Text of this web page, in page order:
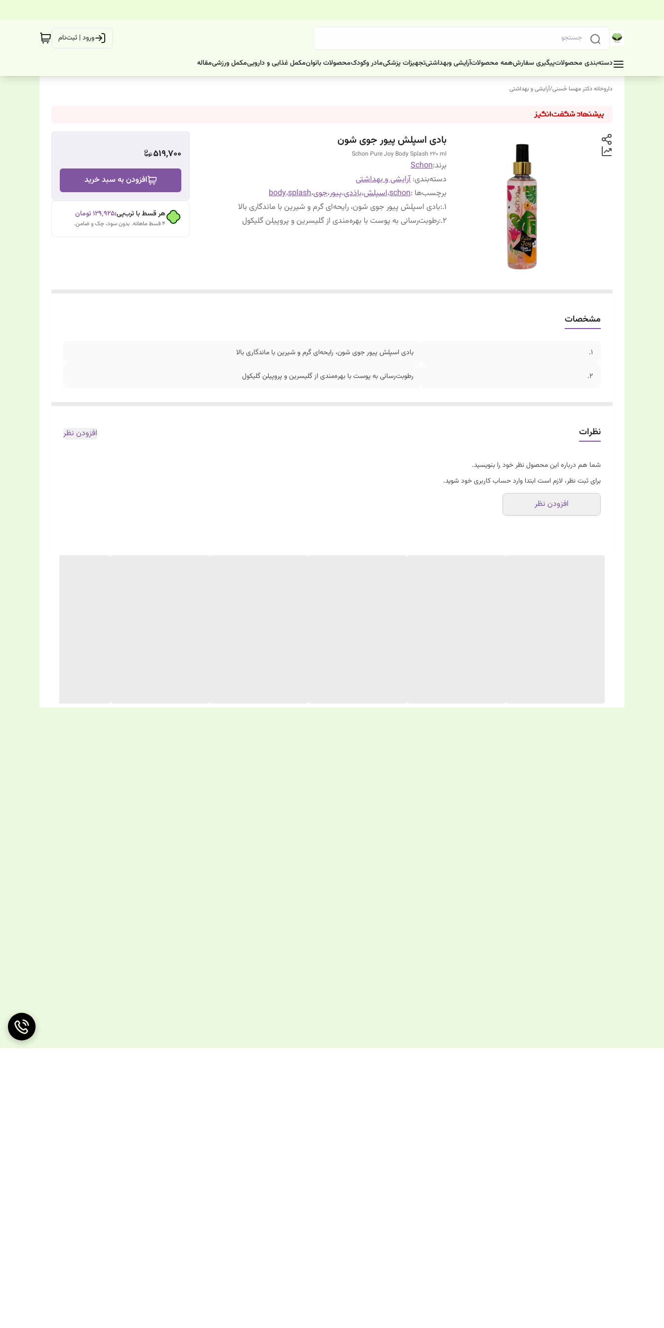
ورود | ثبت‌نام
دسته‌بندی محصولاتپیگیری سفارشهمه محصولاتآرایشی وبهداشتیتجهیزات پزشکیمادر وکودکمحصولات بانوانمکمل غذایی و داروییمکمل ورزشیمقاله
داروخانه دکتر مهسا حُسنی/آرایشی و بهداشتی
بادی اسپلش پیور جوی شون
Schon Pure Joy Body Splash 220 ml
برند:Schon
دسته‌بندی:آرایشی و بهداشتی
برچسب‌ها :schon،اسپلش،باذدی،پیور،جوی،splash،body
1.
:بادی اسپلش پیور جوی شون، رایحه‌ای گرم و شیرین با ماندگاری بالا
2.
:رطوبت‌رسانی به پوست با بهره‌مندی از گلیسرین و پروپیلن گلیکول
519,700
افزودن به سبد خرید
هر قسط با ترب‌پی:۱۲۹٬۹۲۵تومان
۴ قسط ماهانه. بدون سود، چک و ضامن.
مشخصات
1. بادی اسپلش پیور جوی شون، رایحه‌ای گرم و شیرین با ماندگاری بالا
2. رطوبت‌رسانی به پوست با بهره‌مندی از گلیسرین و پروپیلن گلیکول
نظرات افزودن نظر
شما هم درباره این محصول نظر خود را بنویسید.
برای ثبت نظر، لازم است ابتدا وارد حساب کاربری خود شوید.
افزودن نظر